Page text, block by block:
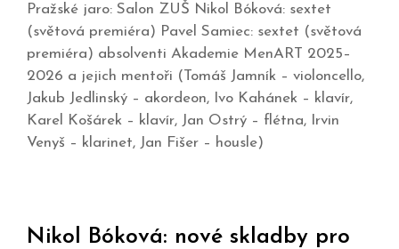
Pražské jaro: Salon ZUŠ Nikol Bóková: sextet
(světová premiéra) Pavel Samiec: sextet (světová
premiéra) absolventi Akademie MenART 2025–
2026 a jejich mentoři (Tomáš Jamník – violoncello,
Jakub Jedlinský – akordeon, Ivo Kahánek – klavír,
Karel Košárek – klavír, Jan Ostrý – flétna, Irvin
Venyš – klarinet, Jan Fišer – housle)
Nikol Bóková: nové skladby pro